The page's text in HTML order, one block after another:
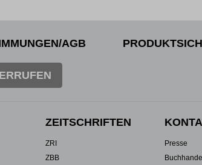
AGB
ZEITSCHRIFTEN
ZRI
ZBB
Presse
Buchhandel